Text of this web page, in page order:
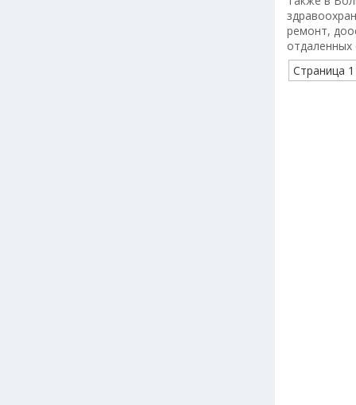
ремонт,
отдаленных
Страница